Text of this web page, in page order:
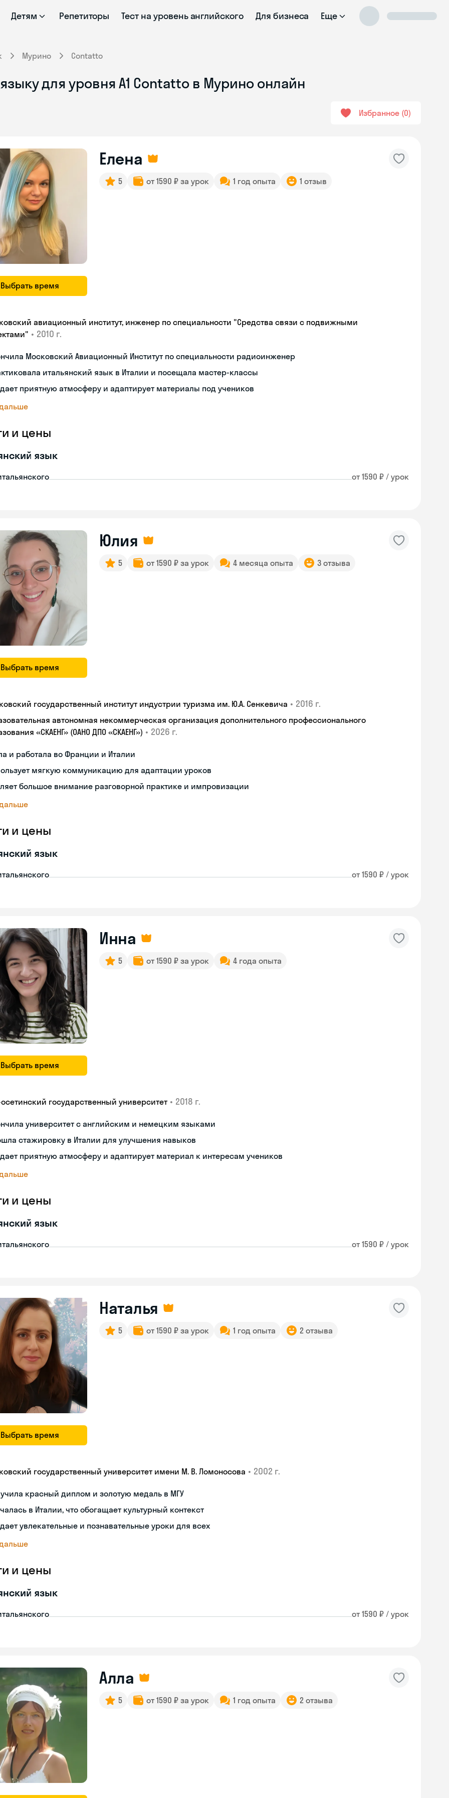
Детям Репетиторы Тест на уровень английского Для бизнеса Еще
Мурино Contatto
для уровня А1 Contatto в Мурино онлайн
Избранное 0
Выбрать время
Елена
5 от 1590 ₽ за урок 1 год опыта 1 отзыв
авиационный институт, инженер по специальности "Средства связи с подвижными
• 2010 г.
Московский Авиационный Институт по специальности радиоинженер
итальянский язык в Италии и посещала мастер-классы
приятную атмосферу и адаптирует материалы под учеников
и цены
язык
от 1590 ₽ / урок
Выбрать время
Юлия
5 от 1590 ₽ за урок 4 месяца опыта 3 отзыва
государственный институт индустрии туризма им. Ю.А. Сенкевича • 2016 г.
автономная некоммерческая организация дополнительного профессионального
«СКАЕНГ» (ОАНО ДПО «СКАЕНГ») • 2026 г.
и работала во Франции и Италии
мягкую коммуникацию для адаптации уроков
большое внимание разговорной практике и импровизации
и цены
язык
от 1590 ₽ / урок
Выбрать время
Инна
5 от 1590 ₽ за урок 4 года опыта
государственный университет • 2018 г.
университет с английским и немецким языками
стажировку в Италии для улучшения навыков
приятную атмосферу и адаптирует материал к интересам учеников
и цены
язык
от 1590 ₽ / урок
Выбрать время
Наталья
5 от 1590 ₽ за урок 1 год опыта 2 отзыва
государственный университет имени М. В. Ломоносова • 2002 г.
красный диплом и золотую медаль в МГУ
в Италии, что обогащает культурный контекст
увлекательные и познавательные уроки для всех
и цены
язык
от 1590 ₽ / урок
Алла
5 от 1590 ₽ за урок 1 год опыта 2 отзыва